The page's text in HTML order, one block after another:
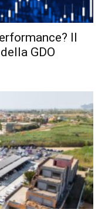
Il
GDO